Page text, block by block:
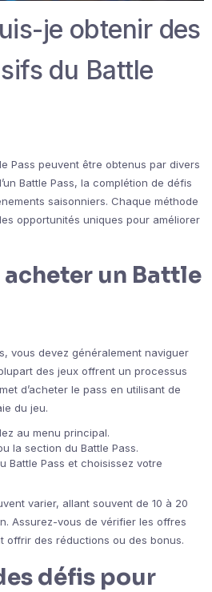
je obtenir des
du Battle
Pass peuvent être obtenus par divers
Battle Pass, la complétion de défis
saisonniers. Chaque méthode
opportunités uniques pour améliorer
un Battle
vous devez généralement naviguer
des jeux offrent un processus
d’acheter le pass en utilisant de
du jeu.
au menu principal.
la section du Battle Pass.
Battle Pass et choisissez votre
varier, allant souvent de 10 à 20
Assurez-vous de vérifier les offres
offrir des réductions ou des bonus.
défis pour